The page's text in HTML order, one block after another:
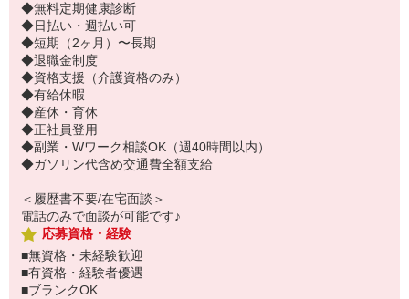
◆無料定期健康診断
◆日払い・週払い可
◆短期（2ヶ月）〜長期
◆退職金制度
◆資格支援（介護資格のみ）
◆有給休暇
◆産休・育休
◆正社員登用
◆副業・Wワーク相談OK（週40時間以内）
◆ガソリン代含め交通費全額支給
＜履歴書不要/在宅面談＞
電話のみで面談が可能です♪
応募資格・経験
■無資格・未経験歓迎
■有資格・経験者優遇
■ブランクOK